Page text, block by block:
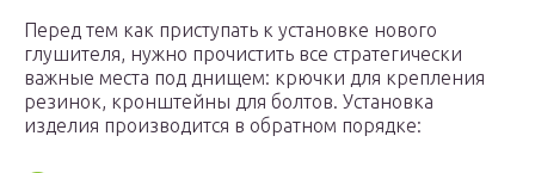
Перед тем как приступать к установке нового
глушителя, нужно прочистить все стратегически
важные места под днищем: крючки для крепления
резинок, кронштейны для болтов. Установка
изделия производится в обратном порядке: